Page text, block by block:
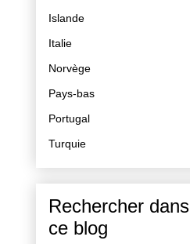
Islande
Italie
Norvège
Pays-bas
Portugal
Turquie
Rechercher dans
ce blog